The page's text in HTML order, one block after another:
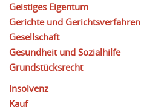
Geistiges Eigentum
Gerichte und Gerichtsverfahren
Gesellschaft
Gesundheit und Sozialhilfe
Grundstücksrecht
Insolvenz
Kauf